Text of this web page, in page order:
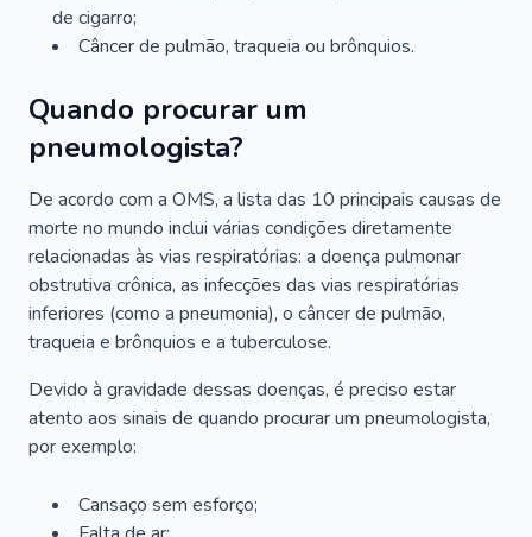
de cigarro;
Câncer de pulmão, traqueia ou brônquios.
Quando procurar um
pneumologista?
De acordo com a OMS, a lista das 10 principais causas de
morte no mundo inclui várias condições diretamente
relacionadas às vias respiratórias: a doença pulmonar
obstrutiva crônica, as infecções das vias respiratórias
inferiores (como a pneumonia), o câncer de pulmão,
traqueia e brônquios e a tuberculose.
Devido à gravidade dessas doenças, é preciso estar
atento aos sinais de quando procurar um pneumologista,
por exemplo:
Cansaço sem esforço;